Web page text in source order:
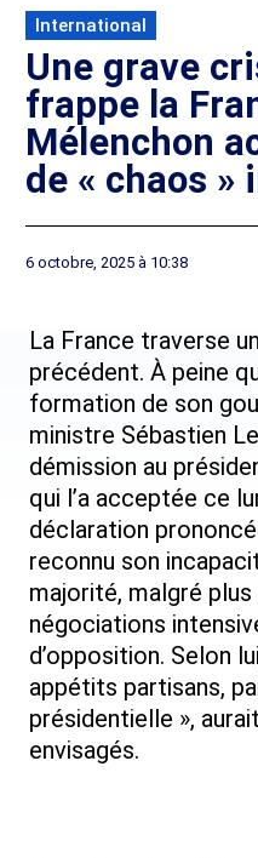
International
Une grave
frappe la
Mélenchon
de « chaos
6 octobre, 2025 à 10:38
La France traverse
précédent. À peine
formation de son
ministre Sébastien
démission au
qui l’a acceptée ce
déclaration
reconnu son
majorité, malgré
négociations
d’opposition. Selon
appétits partisans,
présidentielle »,
envisagés.